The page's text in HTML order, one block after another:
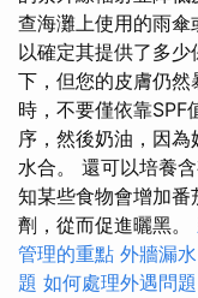
查海灘上使用的雨
以確定其提供了多
下，但您的皮膚仍
時，不要僅依靠SPF
序，然後奶油，因
水合。 還可以培養
知某些食物會增加
劑，從而促進曬黑。
管理的重點 外牆漏
題 如何處理外遇問